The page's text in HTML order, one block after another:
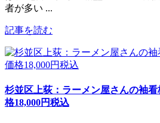
者が多い ...
記事を読む
杉並区上荻：ラーメン屋さんの袖
格18,000円税込